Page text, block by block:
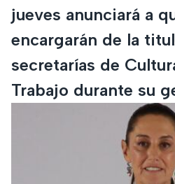
jueves anunciará a
encargarán de la
secretarías de
Trabajo durante su